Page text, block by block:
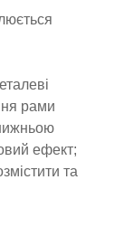
рами
ефект;
та